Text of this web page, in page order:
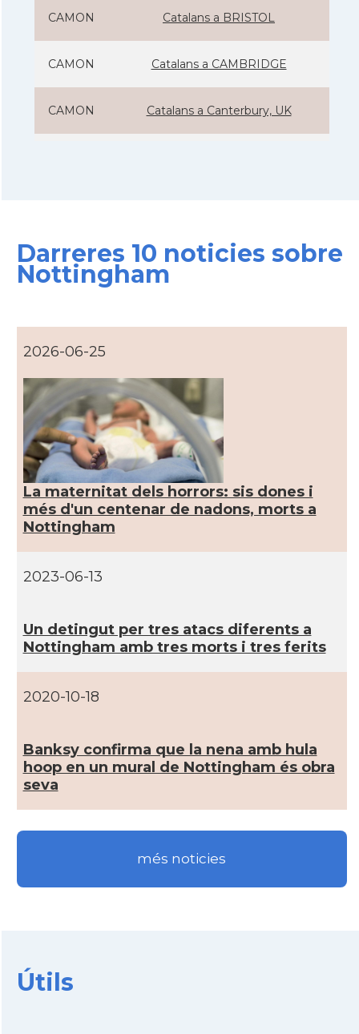
CAMON Catalans a BRISTOL
CAMON Catalans a CAMBRIDGE
CAMON Catalans a Canterbury, UK
CAMON Catalans a CHELTENHAM
CAMON
CAMON CATALANS A EDINBURGH
CAMON Catalans a Enniskillen
CAMON Catalans a EXETER
CAMON
CAMON CATALANS A GUILDFORD
CAMON Catalans a KETTERING
Catalans a LEICESTER
Darreres 10 noticies sobre
Nottingham
2026-06-25
La maternitat dels horrors: sis dones i
més d'un centenar de nadons, morts a
Nottingham
2023-06-13
Un detingut per tres atacs diferents a
Nottingham amb tres morts i tres ferits
2020-10-18
Banksy confirma que la nena amb hula
hoop en un mural de Nottingham és obra
seva
més noticies
Útils